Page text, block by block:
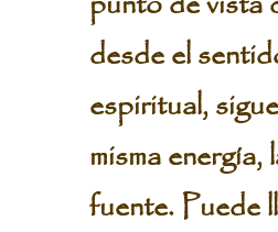
desde el
espiritual,
misma energía,
fuente. Puede